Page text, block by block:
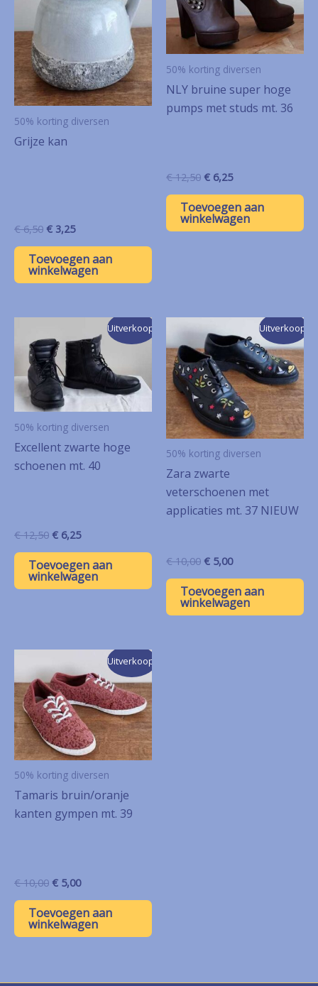
50% korting diversen
Grijze kan
€6,50 Oorspronkelijke
was:
€ 6,50.
€ 3,25Huidige
is:
€ 3,25.
Toevoegen aan
winkelwagen
50% korting diversen
NLY bruine super hoge
pumps met studs mt. 36
€12,50 Oorspronkelijke
was:
€ 12,50.
€ 6,25Huidige
is:
€ 6,25.
Toevoegen aan
winkelwagen
Uitverkoop!
50% korting diversen
Excellent zwarte hoge
schoenen mt. 40
€12,50 Oorspronkelijke
was:
€ 12,50.
€ 6,25Huidige
is:
€ 6,25.
Toevoegen aan
winkelwagen
Uitverkoop!
50% korting diversen
Zara zwarte
veterschoenen met
applicaties mt. 37 NIEUW
€10,00 Oorspronkelijke
was:
€ 10,00.
€ 5,00Huidige
is:
€ 5,00.
Toevoegen aan
winkelwagen
Uitverkoop!
50% korting diversen
Tamaris bruin/oranje
kanten gympen mt. 39
€10,00 Oorspronkelijke
was:
€ 10,00.
€ 5,00Huidige
is:
€ 5,00.
Toevoegen aan
winkelwagen